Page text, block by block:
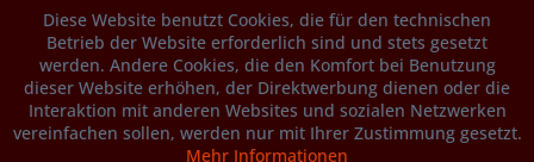
Diese Website benutzt Cookies, die für den technischen
Betrieb der Website erforderlich sind und stets gesetzt
werden. Andere Cookies, die den Komfort bei Benutzung
dieser Website erhöhen, der Direktwerbung dienen oder die
Interaktion mit anderen Websites und sozialen Netzwerken
vereinfachen sollen, werden nur mit Ihrer Zustimmung gesetzt.
Mehr Informationen